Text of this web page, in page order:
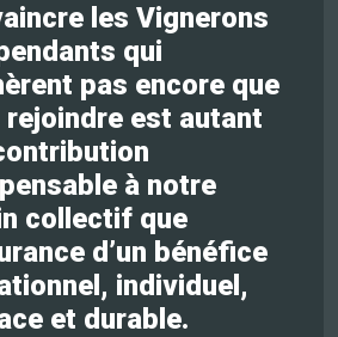
les Vignerons
qui
pas encore que
rejoindre est autant
à notre
collectif que
d’un bénéfice
individuel,
et durable.